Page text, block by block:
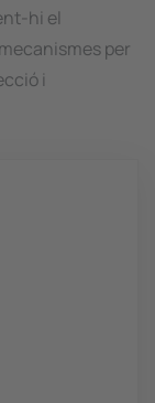
hi el
per
i